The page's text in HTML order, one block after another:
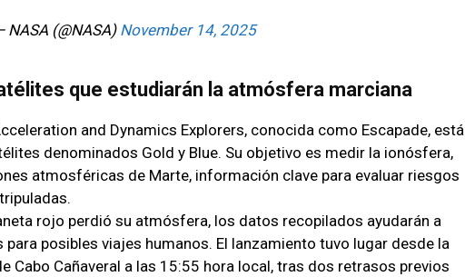
NASA (@NASA) November 14, 2025
que estudiarán la atmósfera marciana
and Dynamics Explorers, conocida como Escapade, está
denominados Gold y Blue. Su objetivo es medir la ionósfera,
atmosféricas de Marte, información clave para evaluar riesgos
rojo perdió su atmósfera, los datos recopilados ayudarán a
posibles viajes humanos. El lanzamiento tuvo lugar desde la
Cabo Cañaveral a las 15:55 hora local, tras dos retrasos previos